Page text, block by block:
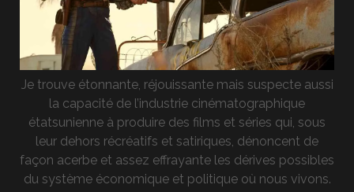
Je trouve étonnante, réjouissante mais suspecte aussi
la capacité de l’industrie cinématographique
étatsunienne à produire des films et séries qui, sous
leur dehors récréatifs et satiriques, dénoncent de
façon acerbe et assez effrayante les dérives possibles
du système économique et politique où nous vivons.